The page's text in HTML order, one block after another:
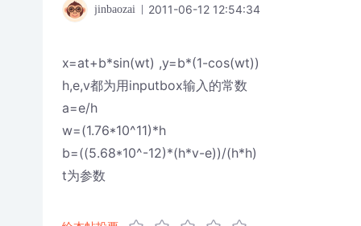
jinbaozai 2011-06-12 12:54:34
x=at+b*sin(wt) ,y=b*(1-cos(wt))
h,e,v都为用inputbox输入的常数
a=e/h
w=(1.76*10^11)*h
b=((5.68*10^-12)*(h*v-e))/(h*h)
t为参数